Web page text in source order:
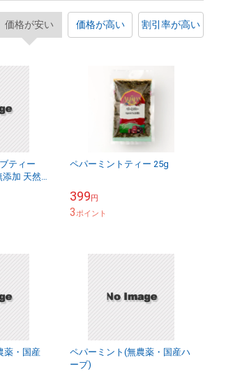
価格が安い 価格が高い 割引率が高い
ティー
添加 天然
材料 料
ペパーミントティー 25g
399円
3ポイント
薬・国産
ペパーミント(無農薬・国産ハ
ーブ)